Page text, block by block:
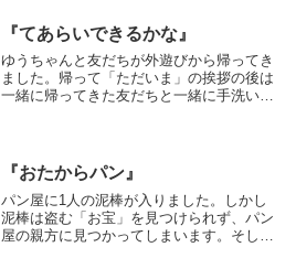
『てあらいできるかな』
ゆうちゃんと友だちが外遊びから帰ってき
ました。帰って「ただいま」の挨拶の後は
一緒に帰ってきた友だちと一緒に手洗いし
『おたからパン』
パン屋に1人の泥棒が入りました。しかし
泥棒は盗む「お宝」を見つけられず、パン
屋の親方に見つかってしまいます。そして